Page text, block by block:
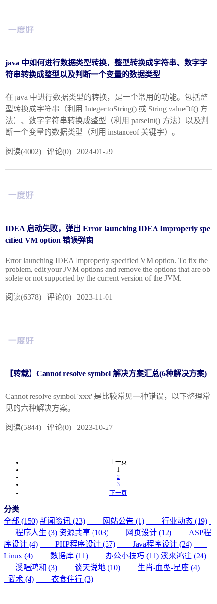
java 中如何进行数据类型转换，整型转换成字符串、数字字
符串转换成整型以及判断一个变量的数据类型
在 java 中进行数据类型的转换，是一个常用的功能。包括整
型转换成字符串（利用 Integer.toString() 或 String.valueOf() 方
法）、数字字符串转换成整型（利用 parseInt() 方法）以及判
断一个变量的数据类型（利用 instanceof 关键字）。
阅读(4002) 评论(0) 2024-01-29
IDEA 启动失败，弹出 Error launching IDEA Improperly spe
cified VM option 错误弹窗
Error launching IDEA Improperly specified VM option. To fix the
problem, edit your JVM options and remove the options that are ob
solete or not supported by the current version of the JVM.
阅读(6378) 评论(0) 2023-11-01
【转载】Cannot resolve symbol 解决方案汇总(6种解决方案)
Cannot resolve symbol 'xxx' 是比较常见一种错误，以下整理常
见的六种解决方案。
阅读(5844) 评论(0) 2023-10-27
上一页
1
2
3
下一页
分类
全部 (150) 新闻资讯 (23) 网站公告 (1)
行业动态 (19)
程序人生 (3) 资源共享 (103) 网页设计 (12)
ASP程
序设计 (4)
PHP程序设计 (37)
Java程序设计 (24)
Linux (4)
数据库 (11) 办公小技巧 (11) 溪来鸿往 (24)
溪唱鸿和 (3)
谈天说地 (10)
生肖-血型-星座 (4)
武术 (4)
衣食住行 (3)